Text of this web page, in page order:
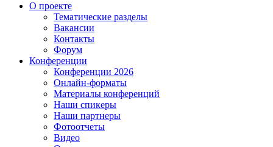
О проекте
Тематические разделы
Вакансии
Контакты
Форум
Конференции
Конференции 2026
Онлайн-форматы
Материалы конференций
Наши спикеры
Наши партнеры
Фотоотчеты
Видео